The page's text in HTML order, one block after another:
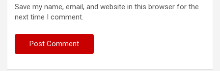
Save my name, email, and website in this browser for the
next time I comment.